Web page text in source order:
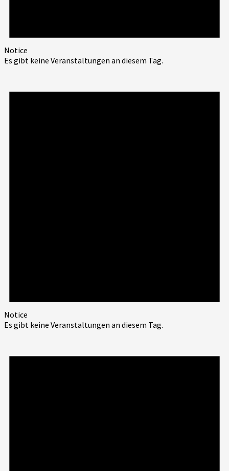
Notice
Es gibt keine Veranstaltungen an diesem Tag.
Notice
Es gibt keine Veranstaltungen an diesem Tag.